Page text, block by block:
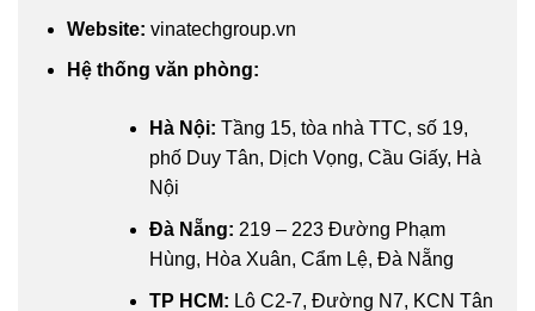
Website: vinatechgroup.vn
Hệ thống văn phòng:
Hà Nội: Tầng 15, tòa nhà TTC, số 19,
phố Duy Tân, Dịch Vọng, Cầu Giấy, Hà
Nội
Đà Nẵng: 219 – 223 Đường Phạm
Hùng, Hòa Xuân, Cẩm Lệ, Đà Nẵng
TP HCM: Lô C2-7, Đường N7, KCN Tân